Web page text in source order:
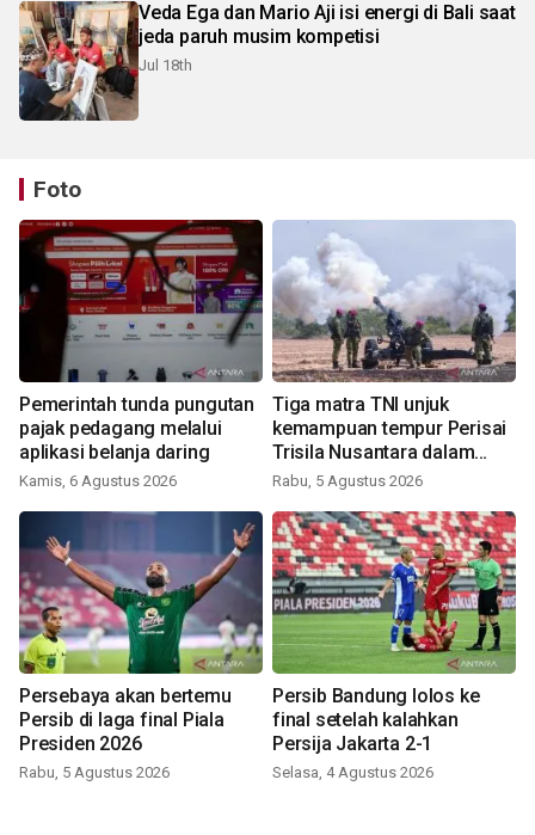
Veda Ega dan Mario Aji isi energi di Bali saat
jeda paruh musim kompetisi
Jul 18th
Foto
Pemerintah tunda pungutan
pajak pedagang melalui
aplikasi belanja daring
Kamis, 6 Agustus 2026
Tiga matra TNI unjuk
kemampuan tempur Perisai
Trisila Nusantara dalam
latihan di Kepri
Rabu, 5 Agustus 2026
Persebaya akan bertemu
Persib di laga final Piala
Presiden 2026
Rabu, 5 Agustus 2026
Persib Bandung lolos ke
final setelah kalahkan
Persija Jakarta 2-1
Selasa, 4 Agustus 2026